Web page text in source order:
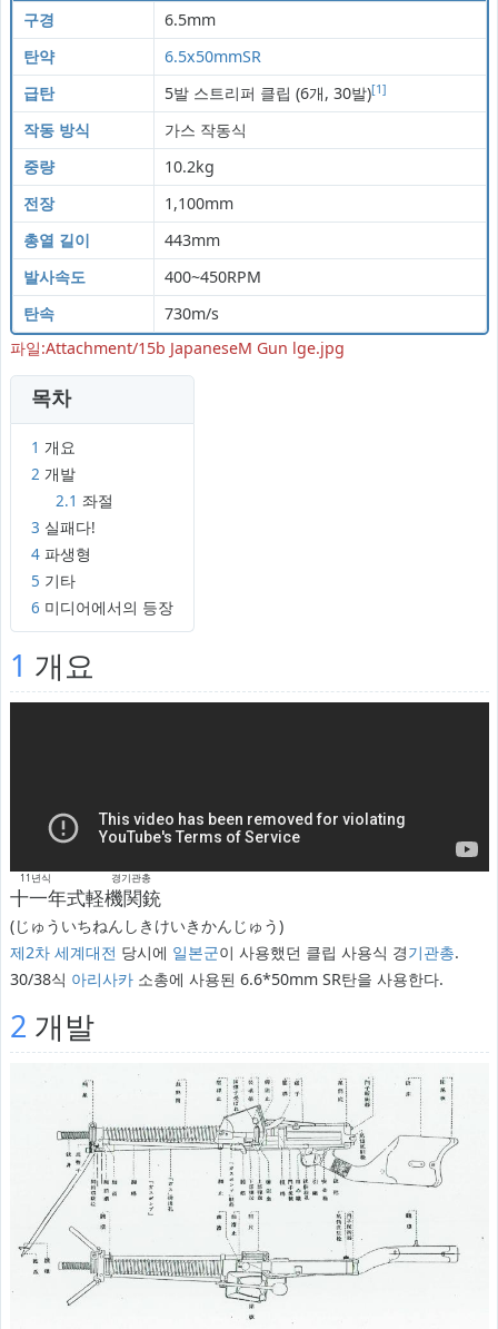
구경
6.5mm
탄약
6.5x50mmSR
급탄
5발 스트리퍼 클립 (6개, 30발)[1]
작동 방식
가스 작동식
중량
10.2kg
전장
1,100mm
총열 길이
443mm
발사속도
400~450RPM
탄속
730m/s
파일:Attachment/15b JapaneseM Gun lge.jpg
목차
1 개요
2 개발
2.1 좌절
3 실패다!
4 파생형
5 기타
6 미디어에서의 등장
1 개요
十一年式軽機関銃
11년식 경기관총
(じゅういちねんしきけいきかんじゅう)
제2차 세계대전 당시에 일본군이 사용했던 클립 사용식 경기관총.
30/38식 아리사카소총에 사용된 6.6*50mm SR탄을 사용한다.
2 개발